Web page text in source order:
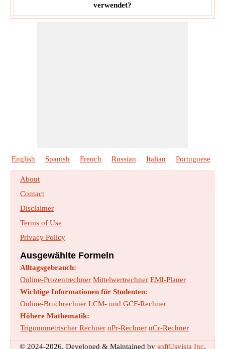
verwendet?
English Spanish French Russian Italian Portuguese
About
Contact
Disclaimer
Terms of Use
Privacy Policy
Ausgewählte Formeln
Alltagsgebrauch:
Online-Prozentrechner Mittelwertrechner EMI-Planer
Wichtige Informationen für Studenten:
Online-Bruchrechner LCM- und GCF-Rechner
Höhere Mathematik:
Trigonometrischer Rechner nPr-Rechner nCr-Rechner
© 2024-2026. Developed & Maintained by softUsvista Inc.